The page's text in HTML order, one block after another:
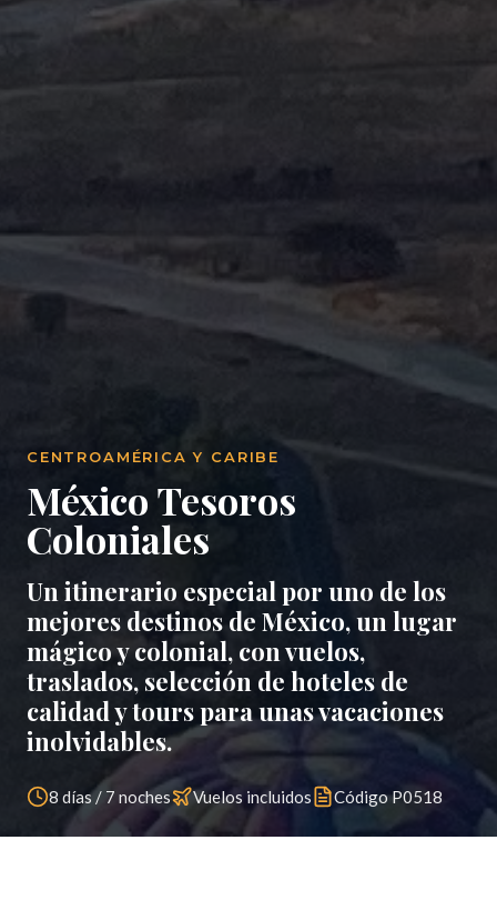
CENTROAMÉRICA Y CARIBE
México Tesoros
Coloniales
Un itinerario especial por uno de los
mejores destinos de México, un lugar
mágico y colonial, con vuelos,
traslados, selección de hoteles de
calidad y tours para unas vacaciones
inolvidables.
8 días / 7 noches Vuelos incluidos CódigoP0518